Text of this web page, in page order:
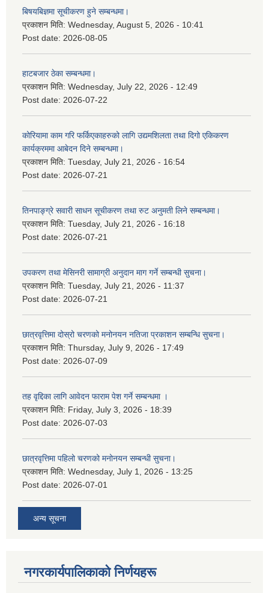
बिषयबिज्ञमा सूचीकरण हुने सम्बन्धमा।
प्रकाशन मिति: Wednesday, August 5, 2026 - 10:41
Post date: 2026-08-05
हाटबजार ठेका सम्बन्धमा।
प्रकाशन मिति: Wednesday, July 22, 2026 - 12:49
Post date: 2026-07-22
कोरियामा काम गरि फर्किएकाहरुको लागि उद्यमशिलता तथा दिगो एकिकरण
कार्यक्रममा आबेदन दिने सम्बन्धमा।
प्रकाशन मिति: Tuesday, July 21, 2026 - 16:54
Post date: 2026-07-21
तिनपाङ्ग्रे सवारी साधन सूचीकरण तथा रुट अनुमती लिने सम्बन्धमा।
प्रकाशन मिति: Tuesday, July 21, 2026 - 16:18
Post date: 2026-07-21
उपकरण तथा मेसिनरी सामाग्री अनुदान माग गर्ने सम्बन्धी सुचना।
प्रकाशन मिति: Tuesday, July 21, 2026 - 11:37
Post date: 2026-07-21
छात्रवृत्तिमा दोस्रो चरणको मनोनयन नतिजा प्रकाशन सम्बन्धि सुचना।
प्रकाशन मिति: Thursday, July 9, 2026 - 17:49
Post date: 2026-07-09
तह वृद्दिका लागि आवेदन फाराम पेश गर्ने सम्बन्धमा ।
प्रकाशन मिति: Friday, July 3, 2026 - 18:39
Post date: 2026-07-03
छात्रवृत्तिमा पहिलो चरणको मनोनयन सम्बन्धी सुचना।
प्रकाशन मिति: Wednesday, July 1, 2026 - 13:25
Post date: 2026-07-01
अन्य सूचना
नगरकार्यपालिकाकाे निर्णयहरू